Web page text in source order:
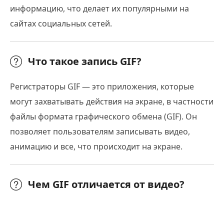
информацию, что делает их популярными на
сайтах социальных сетей.
Что такое запись GIF?
Регистраторы GIF — это приложения, которые
могут захватывать действия на экране, в частности
файлы формата графического обмена (GIF). Он
позволяет пользователям записывать видео,
анимацию и все, что происходит на экране.
Чем GIF отличается от видео?